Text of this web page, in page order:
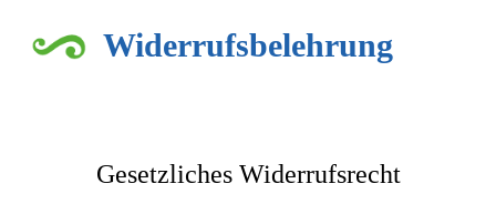
Widerrufsbelehrung
Gesetzliches Widerrufsrecht